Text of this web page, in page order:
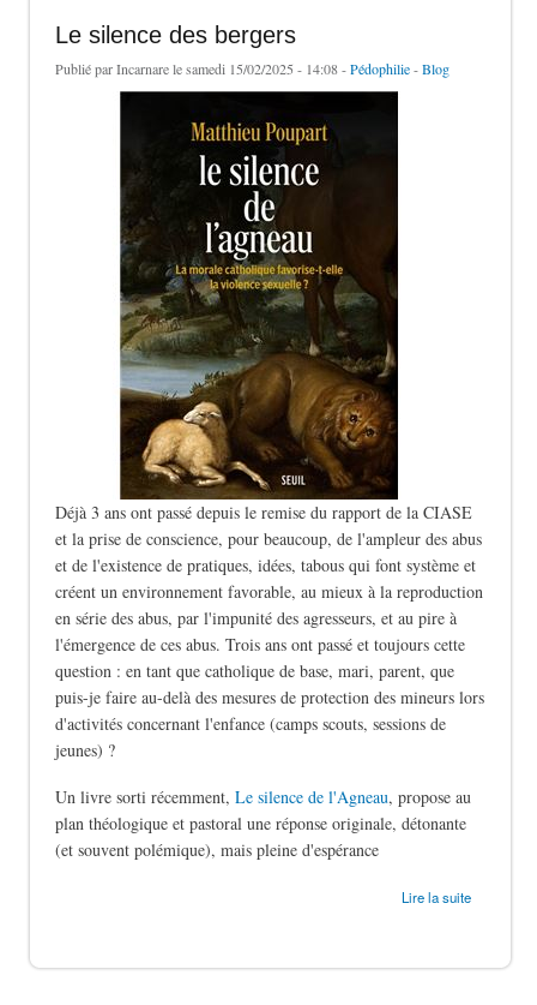
Le silence des bergers
Publié parIncarnarele samedi 15/02/2025 - 14:08 -Pédophilie-Blog
Déjà 3 ans ont passé depuis le remise du rapport de la CIASE
et la prise de conscience, pour beaucoup, de l'ampleur des abus
et de l'existence de pratiques, idées, tabous qui font système et
créent un environnement favorable, au mieux à la reproduction
en série des abus, par l'impunité des agresseurs, et au pire à
l'émergence de ces abus. Trois ans ont passé et toujours cette
question : en tant que catholique de base, mari, parent, que
puis-je faire au-delà des mesures de protection des mineurs lors
d'activités concernant l'enfance (camps scouts, sessions de
jeunes) ?
Un livre sorti récemment, Le silence de l'Agneau, propose au
plan théologique et pastoral une réponse originale, détonante
(et souvent polémique), mais pleine d'espérance
Lire la suite